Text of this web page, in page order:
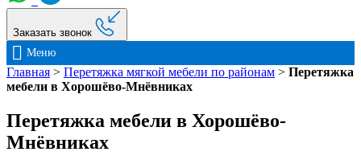
Заказать звонок
Меню
Главная > Перетяжка мягкой мебели по районам > Перетяжка
мебели в Хорошёво-Мнёвниках
Перетяжка мебели в Хорошёво-
Мнёвниках